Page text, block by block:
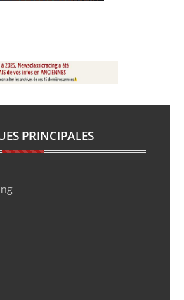
PRINCIPALES